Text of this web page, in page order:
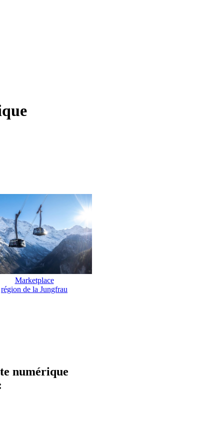
Marketplace
région de la Jungfrau
numérique